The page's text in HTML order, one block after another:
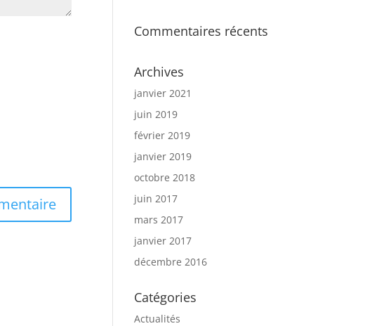
Commentaires récents
Archives
janvier 2021
juin 2019
février 2019
janvier 2019
octobre 2018
juin 2017
mars 2017
janvier 2017
décembre 2016
Catégories
Actualités